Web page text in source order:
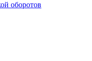
оборотов